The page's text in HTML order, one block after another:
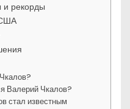
и рекорды
Валерий Чкалов?
стал известным